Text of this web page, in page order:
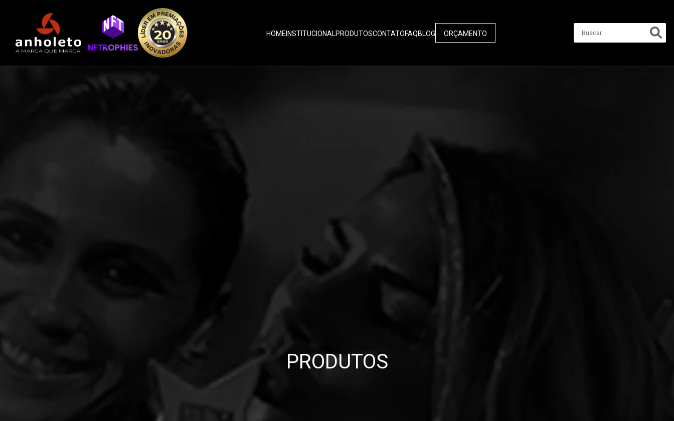
HOME INSTITUCIONALPRODUTOSCONTATOFAQBLOG ORÇAMENTO
PRODUTOS